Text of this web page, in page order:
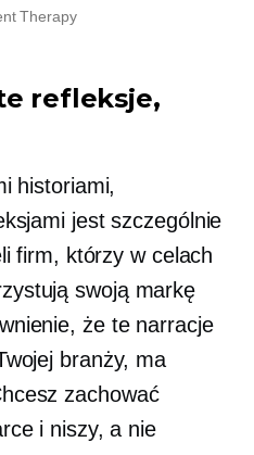
Therapy
refleksje,
historiami,
jest szczególnie
firm, którzy w celach
swoją markę
że te narracje
branży, ma
zachować
i niszy, a nie